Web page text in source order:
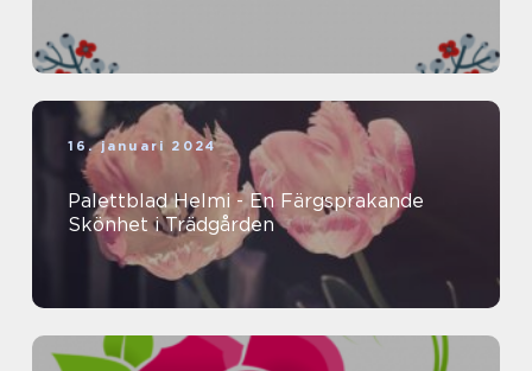
16. januari 2024
Palettblad Helmi - En Färgsprakande
Skönhet i Trädgården